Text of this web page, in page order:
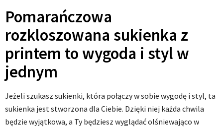
Pomarańczowa
rozkloszowana sukienka z
printem to wygoda i styl w
jednym
Jeżeli szukasz sukienki, która połączy w sobie wygodę i styl, ta
sukienka jest stworzona dla Ciebie. Dzięki niej każda chwila
będzie wyjątkowa, a Ty będziesz wyglądać olśniewająco w